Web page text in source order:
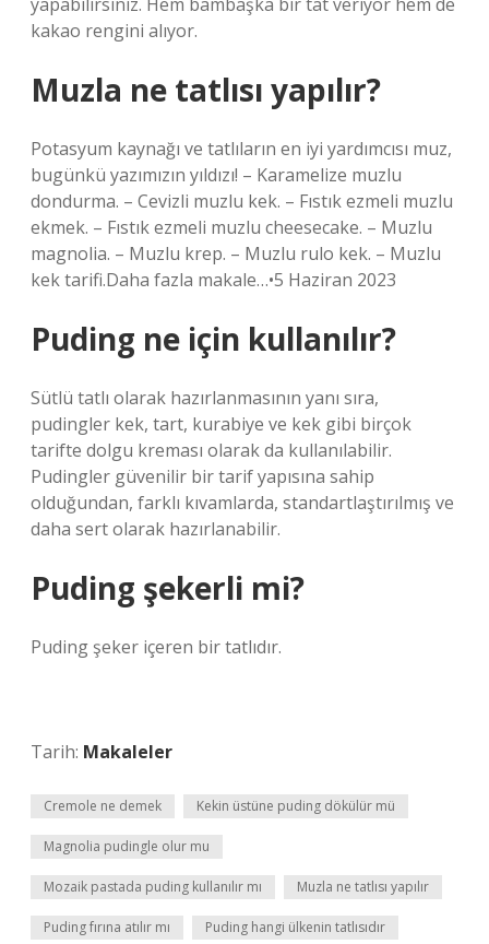
kakao rengini alıyor.
Muzla ne tatlısı yapılır?
Potasyum kaynağı ve tatlıların en iyi yardımcısı muz,
bugünkü yazımızın yıldızı! – Karamelize muzlu
dondurma. – Cevizli muzlu kek. – Fıstık ezmeli muzlu
ekmek. – Fıstık ezmeli muzlu cheesecake. – Muzlu
magnolia. – Muzlu krep. – Muzlu rulo kek. – Muzlu
kek tarifi.Daha fazla makale…•5 Haziran 2023
Puding ne için kullanılır?
Sütlü tatlı olarak hazırlanmasının yanı sıra,
pudingler kek, tart, kurabiye ve kek gibi birçok
tarifte dolgu kreması olarak da kullanılabilir.
Pudingler güvenilir bir tarif yapısına sahip
olduğundan, farklı kıvamlarda, standartlaştırılmış ve
daha sert olarak hazırlanabilir.
Puding şekerli mi?
Puding şeker içeren bir tatlıdır.
Tarih: Makaleler
Cremole ne demek Kekin üstüne puding dökülür mü
Magnolia pudingle olur mu
Mozaik pastada puding kullanılır mı Muzla ne tatlısı yapılır
Puding fırına atılır mı Puding hangi ülkenin tatlısıdır